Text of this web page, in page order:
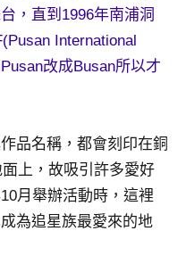
，直到1996年南浦洞
International
改成Busan所以才
品名稱，都會刻印在銅
上，故吸引許多愛好
月舉辦活動時，這裡
為追星族最愛來的地